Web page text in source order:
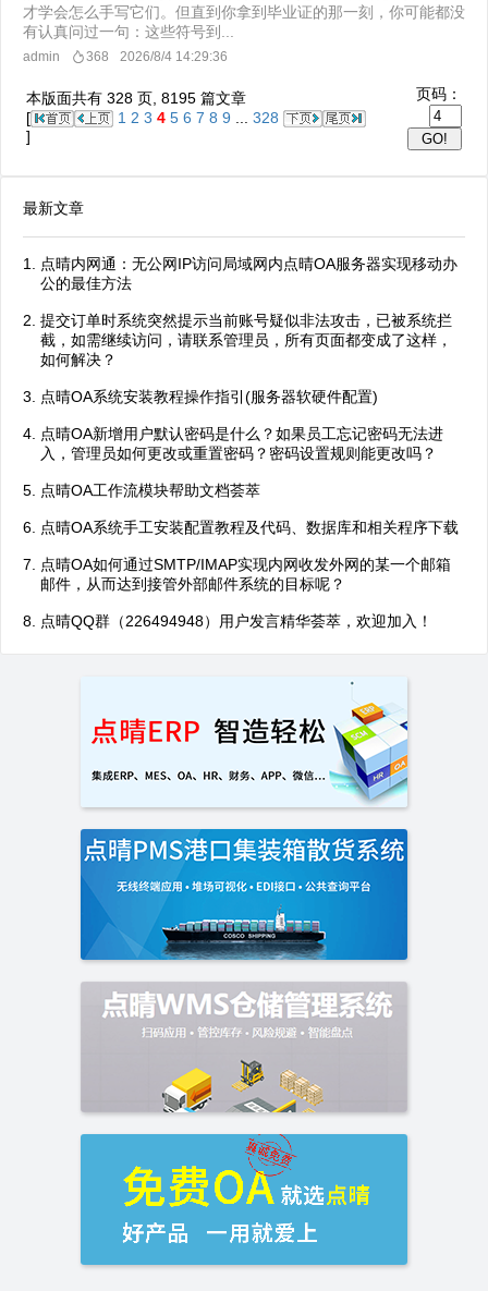
才学会怎么手写它们。但直到你拿到毕业证的那一刻，你可能都没
有认真问过一句：这些符号到...
admin 368 2026/8/4 14:29:36
本版面共有 328 页, 8195 篇文章
[
1 2 3 4 5 6 7 8 9
328
]
页码：
最新文章
点晴内网通：无公网IP访问局域网内点晴OA服务器实现移动办
公的最佳方法
提交订单时系统突然提示当前账号疑似非法攻击，已被系统拦
截，如需继续访问，请联系管理员，所有页面都变成了这样，
如何解决？
点晴OA系统安装教程操作指引(服务器软硬件配置)
点晴OA新增用户默认密码是什么？如果员工忘记密码无法进
入，管理员如何更改或重置密码？密码设置规则能更改吗？
点晴OA工作流模块帮助文档荟萃
点晴OA系统手工安装配置教程及代码、数据库和相关程序下载
点晴OA如何通过SMTP/IMAP实现内网收发外网的某一个邮箱
邮件，从而达到接管外部邮件系统的目标呢？
点晴QQ群（226494948）用户发言精华荟萃，欢迎加入！